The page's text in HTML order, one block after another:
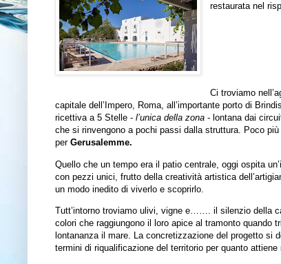
restaurata nel
Ci troviamo
capitale dell’Impero, Roma, all’importante porto di
ricettiva a 5 Stelle - l’unica della zona - lontana dai
che si rinvengono a pochi passi dalla struttura. Poco
per Gerusalemme.
Quello che un tempo era il patio centrale, oggi ospita
con pezzi unici, frutto della creatività artistica
un modo inedito di viverlo e scoprirlo.
Tutt’intorno troviamo ulivi, vigne e……. il silenzio della
colori che raggiungono il loro apice al tramonto
lontananza il mare. La concretizzazione del progetto si
termini di riqualificazione del territorio per quanto